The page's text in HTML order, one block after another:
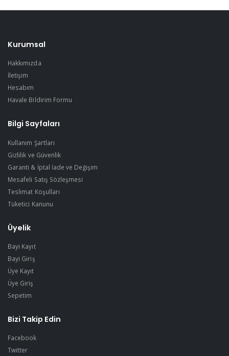
Kurumsal
Hakkımızda
İletişim
Hesabım
Havale Bildirim Formu
Bilgi Sayfaları
Kullanım Şartları
Gizlilik ve Güvenlik
Garanti & İptal İade ve Değişim
Mesafeli Satış Sözleşmesi
Teslimat Koşulları
Tüketici Kanunu
Üyelik
Bayi Kayıt
Bayi Giriş
Üye Kayıt
Üye Giriş
Sepetim
Bizi Takip Edin
Facebook
Twitter